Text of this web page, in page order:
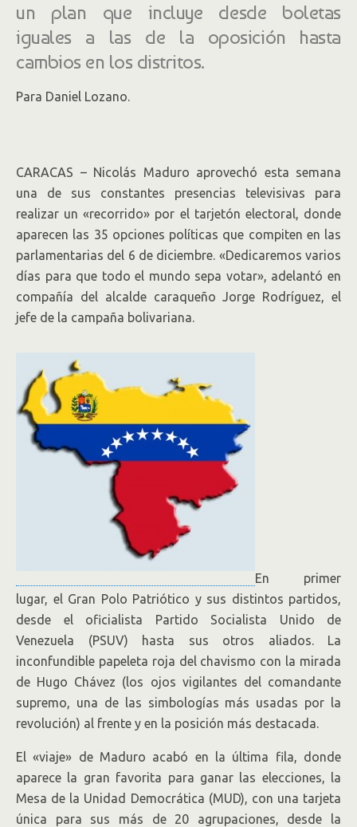
un plan que incluye desde boletas
iguales a las de la oposición hasta
cambios en los distritos.
Para Daniel Lozano.
CARACAS – Nicolás Maduro aprovechó esta semana
una de sus constantes presencias televisivas para
realizar un «recorrido» por el tarjetón electoral, donde
aparecen las 35 opciones políticas que compiten en las
parlamentarias del 6 de diciembre. «Dedicaremos varios
días para que todo el mundo sepa votar», adelantó en
compañía del alcalde caraqueño Jorge Rodríguez, el
jefe de la campaña bolivariana.
En primer
lugar, el Gran Polo Patriótico y sus distintos partidos,
desde el oficialista Partido Socialista Unido de
Venezuela (PSUV) hasta sus otros aliados. La
inconfundible papeleta roja del chavismo con la mirada
de Hugo Chávez (los ojos vigilantes del comandante
supremo, una de las simbologías más usadas por la
revolución) al frente y en la posición más destacada.
El «viaje» de Maduro acabó en la última fila, donde
aparece la gran favorita para ganar las elecciones, la
Mesa de la Unidad Democrática (MUD), con una tarjeta
única para sus más de 20 agrupaciones, desde la